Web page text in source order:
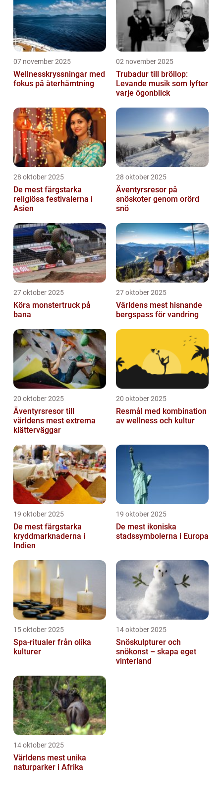
07 november 2025
Wellnesskryssningar med
fokus på återhämtning
02 november 2025
Trubadur till bröllop:
Levande musik som lyfter
varje ögonblick
28 oktober 2025
De mest färgstarka
religiösa festivalerna i
Asien
28 oktober 2025
Äventyrsresor på
snöskoter genom orörd
snö
27 oktober 2025
Köra monstertruck på
bana
27 oktober 2025
Världens mest hisnande
bergspass för vandring
20 oktober 2025
Äventyrsresor till
världens mest extrema
klätterväggar
20 oktober 2025
Resmål med kombination
av wellness och kultur
19 oktober 2025
De mest färgstarka
kryddmarknaderna i
Indien
19 oktober 2025
De mest ikoniska
stadssymbolerna i Europa
15 oktober 2025
Spa-ritualer från olika
kulturer
14 oktober 2025
Snöskulpturer och
snökonst – skapa eget
vinterland
14 oktober 2025
Världens mest unika
naturparker i Afrika